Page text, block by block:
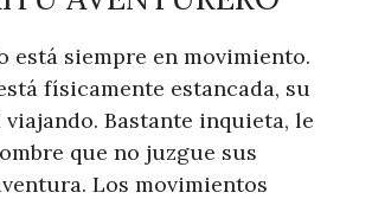
está siempre en movimiento.
físicamente estancada, su
viajando. Bastante inquieta, le
que no juzgue sus
Los movimientos